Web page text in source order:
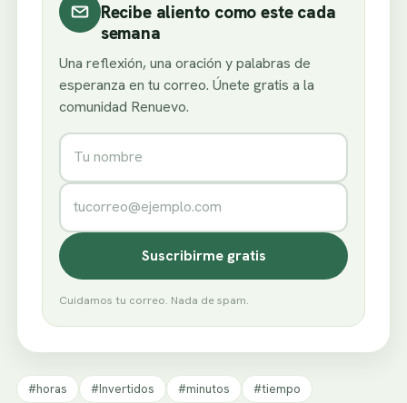
Recibe aliento como este cada
semana
Una reflexión, una oración y palabras de
esperanza en tu correo. Únete gratis a la
comunidad Renuevo.
Nombre
Correo electrónico
Suscribirme gratis
Cuidamos tu correo. Nada de spam.
#horas #Invertidos #minutos #tiempo